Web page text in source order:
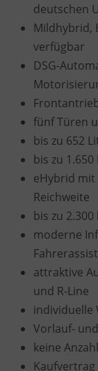
deutschen
Mildhybrid,
verfügbar
DSG-
fünf Türen
bis zu 652
bis zu
eHybrid mit
Reichweite
bis zu
moderne
attraktive
und R-Line
individuelle
Vorlauf-
keine